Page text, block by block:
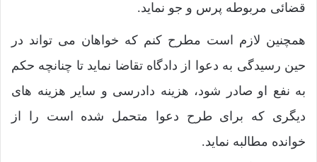
قضائی مربوطه پرس و جو نماید.
همچنین لازم است مطرح کنم که خواهان می تواند در
حین رسیدگی به دعوا از دادگاه تقاضا نماید تا چنانچه حکم
به نفع او صادر شود، هزینه دادرسی و سایر هزینه های
دیگری که برای طرح دعوا متحمل شده است را از
خوانده مطالبه نماید.